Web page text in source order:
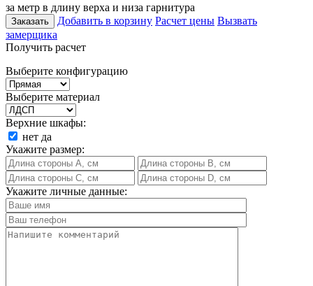
за метр в длину верха и низа гарнитура
Заказать Добавить в корзину Расчет цены Вызвать
замерщика
Получить расчет
Выберите конфигурацию
Выберите материал
Верхние шкафы:
нет да
Укажите размер:
Укажите личные данные: